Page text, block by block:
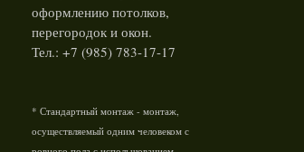
оформлению потолков,
перегородок и окон.
Тел.: +7 (985) 783-17-17
* Стандартный монтаж - монтаж,
осуществляемый одним человеком с